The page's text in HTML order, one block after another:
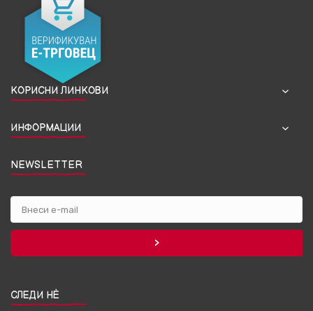
КОРИСНИ ЛИНКОВИ
ИНФОРМАЦИИ
NEWSLETTER
СЛЕДИ НЀ